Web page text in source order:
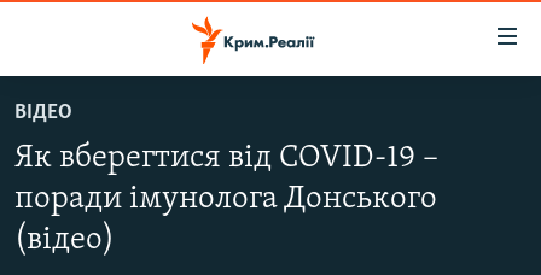
до
основного
матеріалу
Перейти
до
НОВИНИ
ВОДА.КРИМ
ВІДЕО ТА ФОТО
ПОЛІТИКА
ВІДЕО
Як вберегтися від COVID-19 –
поради імунолога Донського
(відео)